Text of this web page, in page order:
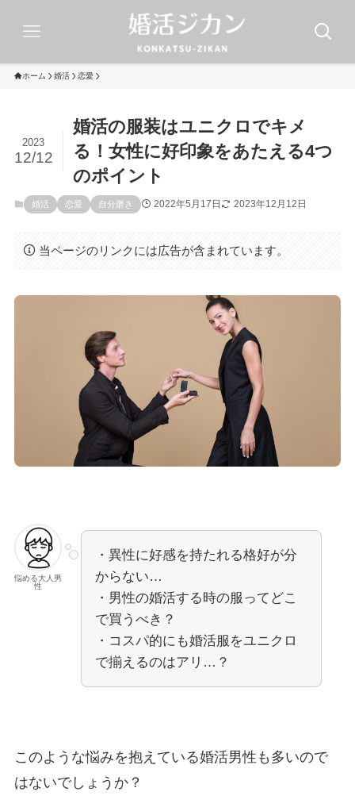
ホーム 婚活 恋愛
婚活の服装はユニクロでキメ
る！女性に好印象をあたえる4つ
のポイント
2023
12/12
婚活 恋愛 自分磨き 2022年5月17日 2023年12月12日
当ページのリンクには広告が含まれています。
悩める大人男
性
・異性に好感を持たれる格好が分
からない…
・男性の婚活する時の服ってどこ
で買うべき？
・コスパ的にも婚活服をユニクロ
で揃えるのはアリ…？
このような悩みを抱えている婚活男性も多いので
はないでしょうか？